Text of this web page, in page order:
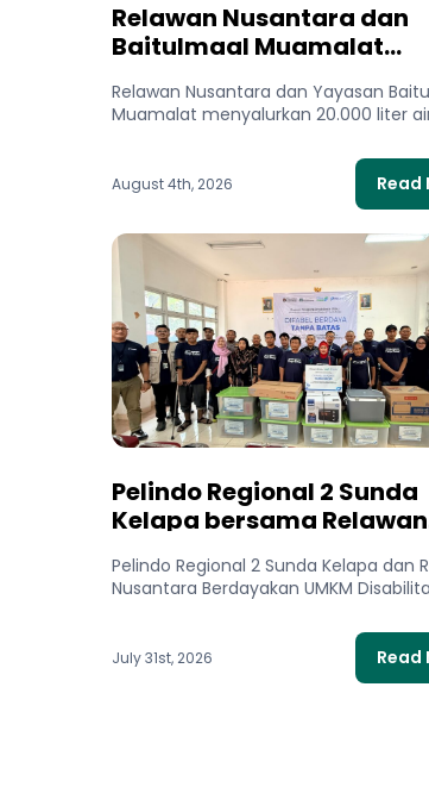
Relawan Nusantara dan
Baitulmaal Muamalat
untuk Gaza Utara
Relawan Nusantara dan Yayasan
Muamalat menyalurkan 20.000 liter
August 4th, 2026 Read
Pelindo Regional 2 Sunda
Kelapa bersama Relawan
Program Difabel Berdaya
Tanpa Batas untuk
Mendukung UMKM
Pelindo Regional 2 Sunda Kelapa dan
Nusantara Berdayakan UMKM
July 31st, 2026 Read